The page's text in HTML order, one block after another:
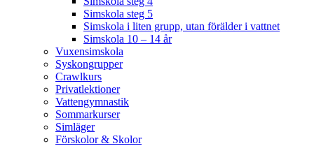
Simskola steg 5
Simskola i liten grupp, utan förälder i vattnet
Simskola 10 – 14 år
Vuxensimskola
Syskongrupper
Crawlkurs
Privatlektioner
Vattengymnastik
Sommarkurser
Simläger
Förskolor & Skolor